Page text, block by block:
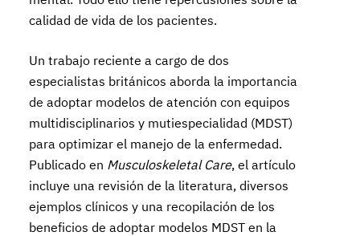
calidad de vida de los pacientes.
Un trabajo reciente a cargo de dos
especialistas británicos aborda la importancia
de adoptar modelos de atención con equipos
multidisciplinarios y mutiespecialidad (MDST)
para optimizar el manejo de la enfermedad.
Publicado en Musculoskeletal Care, el artículo
incluye una revisión de la literatura, diversos
ejemplos clínicos y una recopilación de los
beneficios de adoptar modelos MDST en la